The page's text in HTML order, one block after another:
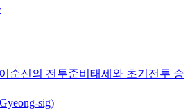
순신의 전투준비태세와 초기전투 승
sig)